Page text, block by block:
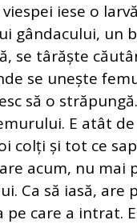
iese o
gândacului, un
se târăște
se unește
să o
E atât
colți și tot ce
acum, nu mai
Ca să iasă, are
care a intrat.